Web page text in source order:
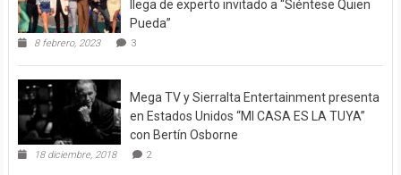
llega de experto invitado a “Siéntese Quien
Pueda”
8 febrero, 2023 3
Mega TV y Sierralta Entertainment presenta
en Estados Unidos “MI CASA ES LA TUYA”
con Bertín Osborne
18 diciembre, 2018 2